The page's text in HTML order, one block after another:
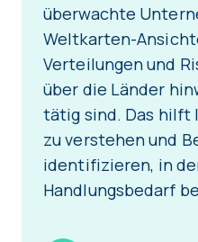
überwachte
Weltkarten-
Verteilungen und
über die Länder
tätig sind. Das hilft
zu verstehen und
identifizieren, in
Handlungsbedarf